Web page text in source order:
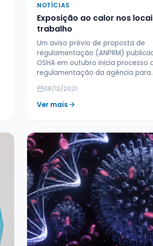
NOTÍCIAS
Exposição ao calor nos
trabalho
Um aviso prévio de proposta de
regulamentação (ANPRM)
OSHA em outubro inicia processo
regulamentação da agência
08/12/2021
Ver mais